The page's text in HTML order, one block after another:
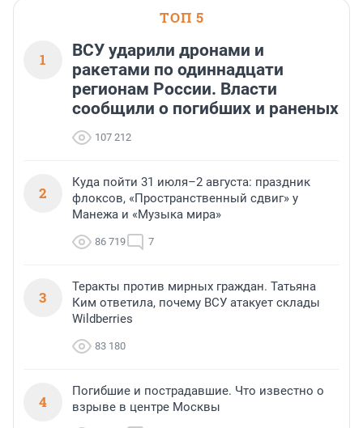
ТОП 5
1
ВСУ ударили дронами и
ракетами по одиннадцати
регионам России. Власти
сообщили о погибших и раненых
107 212
2
Куда пойти 31 июля–2 августа: праздник
флоксов, «Пространственный сдвиг» у
Манежа и «Музыка мира»
86 719 7
3
Теракты против мирных граждан. Татьяна
Ким ответила, почему ВСУ атакует склады
Wildberries
83 180
4
Погибшие и пострадавшие. Что известно о
взрыве в центре Москвы